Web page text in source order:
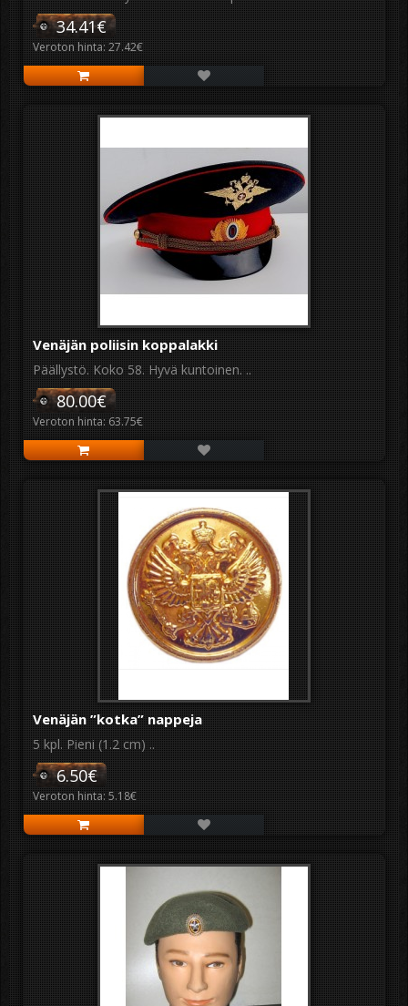
34.41€
Veroton hinta: 27.42€
Venäjän poliisin koppalakki
Päällystö. Koko 58. Hyvä kuntoinen. ..
80.00€
Veroton hinta: 63.75€
Venäjän ”kotka” nappeja
5 kpl. Pieni (1.2 cm) ..
6.50€
Veroton hinta: 5.18€